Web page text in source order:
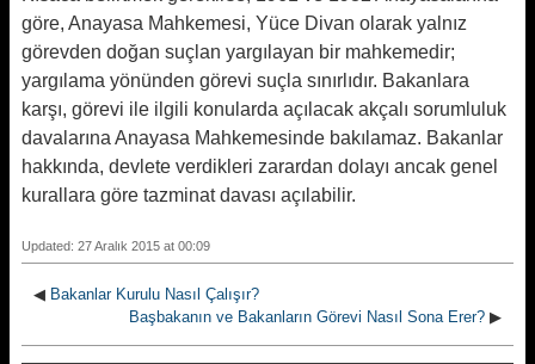
göre, Anayasa Mahkemesi, Yüce Divan olarak yalnız
görevden doğan suçlan yargılayan bir mahkemedir;
yargılama yönünden görevi suçla sınırlıdır. Bakanlara
karşı, görevi ile ilgili konularda açılacak akçalı sorumluluk
davalarına Anayasa Mahkemesinde bakılamaz. Bakanlar
hakkında, devlete verdikleri zarardan dolayı ancak genel
kurallara göre tazminat davası açılabilir.
Updated: 27 Aralık 2015 at 00:09
◀ Bakanlar Kurulu Nasıl Çalışır?
Başbakanın ve Bakanların Görevi Nasıl Sona Erer? ▶